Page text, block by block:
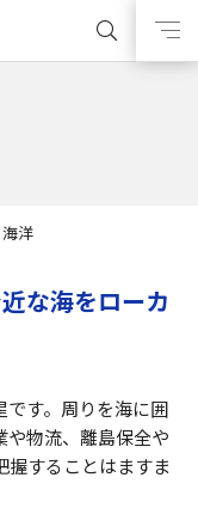
海洋
な海をローカ
です。周りを海に囲
や物流、離島保全や
握することはますま